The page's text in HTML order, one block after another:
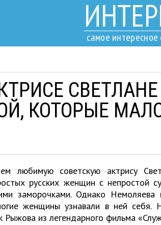
самое интересное
СВЕТЛАНЕ
КОТОРЫЕ
любимую советскую актрису
русских женщин с непростой
заморочками. Однако Немоляева
женщины узнавали в ней себя.
Рыжова из легендарного фильма